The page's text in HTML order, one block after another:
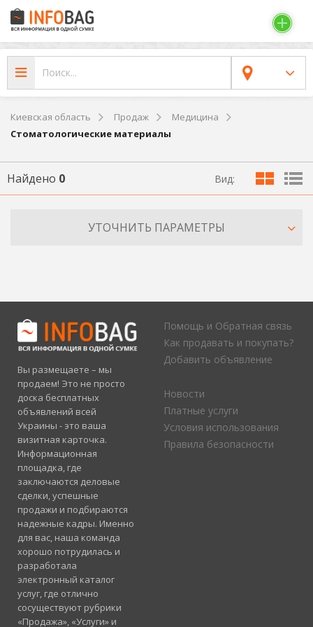
Киевская область Продаж
Медицина
Стоматологические материалы
Найдено 0 Вид:
УТОЧНИТЬ ПАРАМЕТРЫ
Вы размещаете – мы
продаем! Это не просто
доска бесплатных
объявлений всей
Украины - это ваша
визитная карточка.
Информационная
площадка, где
заключаются деловые
сделки, успешные
продажи и подбираются
надежные кадры. Именно
для вас, наша команда
хорошо потрудилась и
разработала
электронный каталог
услуг, где отлично
сосуществуют рубрики
«Продажа», «Услуги» и
Помощь и Обратная связь
Как продавать и покупать?
Добавить объявление
Новости
Платные услуги
Условия использования
Правила безопасности